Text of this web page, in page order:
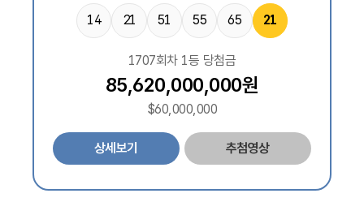
14 21 51 55 65 21
1707회차 1등 당첨금
85,620,000,000원
$60,000,000
상세보기 추첨영상